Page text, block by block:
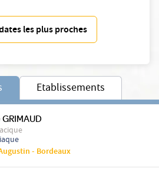
les plus proches
Etablissements
- Bordeaux